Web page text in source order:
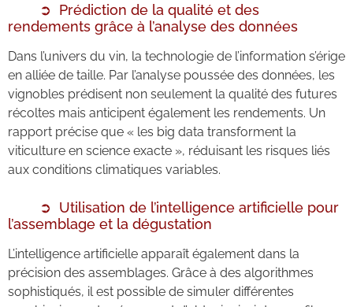
Prédiction de la qualité et des
rendements grâce à l’analyse des données
Dans l’univers du vin, la technologie de l’information s’érige
en alliée de taille. Par l’analyse poussée des données, les
vignobles prédisent non seulement la qualité des futures
récoltes mais anticipent également les rendements. Un
rapport précise que « les big data transforment la
viticulture en science exacte », réduisant les risques liés
aux conditions climatiques variables.
Utilisation de l’intelligence artificielle pour
l’assemblage et la dégustation
L’intelligence artificielle apparaît également dans la
précision des assemblages. Grâce à des algorithmes
sophistiqués, il est possible de simuler différentes